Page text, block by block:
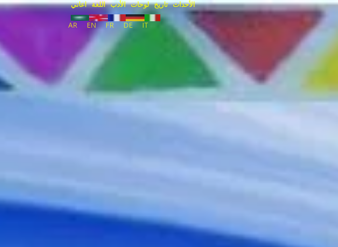
اعاني اللغة الأدب لوحات تاريخ الأحداث
AR EN FR DE IT